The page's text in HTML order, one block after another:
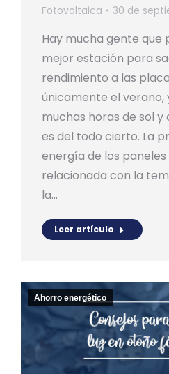
Fotovoltaica 30 de
Hay mucha gente que
mejor estación para
rendimiento a las
únicamente el verano,
muchas horas de sol y
es del todo cierto. La
energía de los
relacionada con la
la…
Leer artículo
Ahorro energético